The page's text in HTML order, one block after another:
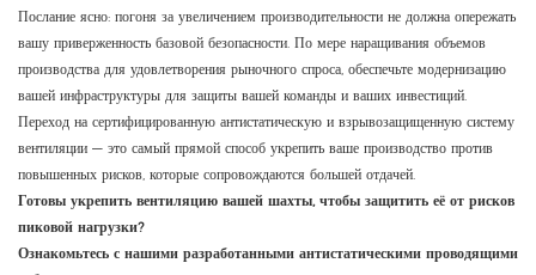
Послание ясно: погоня за увеличением производительности не должна опережать
вашу приверженность базовой безопасности. По мере наращивания объемов
производства для удовлетворения рыночного спроса, обеспечьте модернизацию
вашей инфраструктуры для защиты вашей команды и ваших инвестиций.
Переход на сертифицированную антистатическую и взрывозащищенную систему
вентиляции — это самый прямой способ укрепить ваше производство против
повышенных рисков, которые сопровождаются большей отдачей.
Готовы укрепить вентиляцию вашей шахты, чтобы защитить её от рисков
пиковой нагрузки?
Ознакомьтесь с нашими разработанными антистатическими проводящими